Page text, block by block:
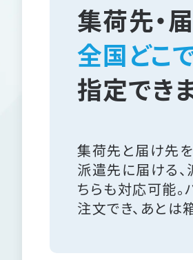
集荷先・
全国どこ
指定でき
集荷先と届け先
派遣先に届ける
ちらも対応可能
注文でき、あとは